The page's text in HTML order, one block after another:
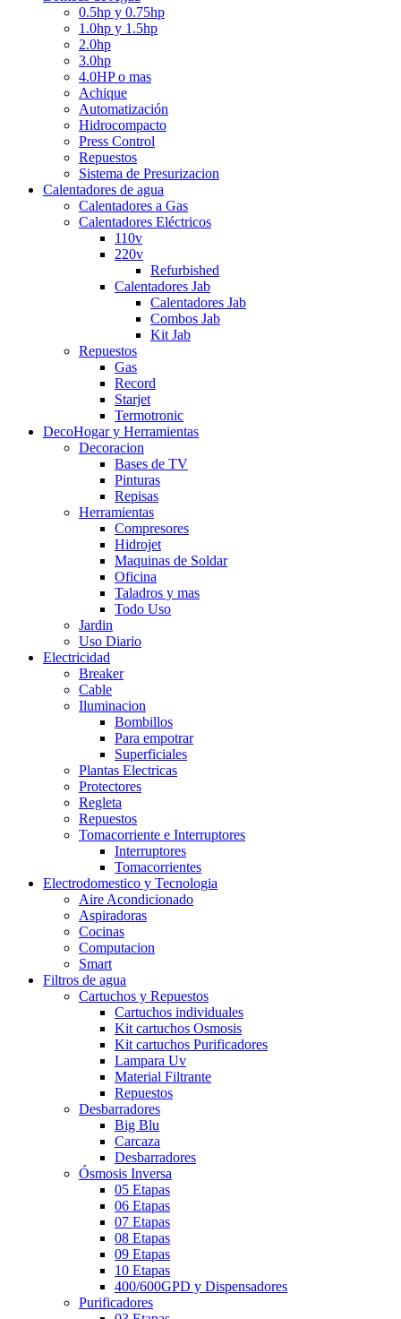
0.5hp y 0.75hp
1.0hp y 1.5hp
2.0hp
3.0hp
4.0HP o mas
Achique
Automatización
Hidrocompacto
Press Control
Repuestos
Sistema de Presurizacion
Calentadores de agua
Calentadores a Gas
Calentadores Eléctricos
110v
220v
Refurbished
Calentadores Jab
Calentadores Jab
Combos Jab
Kit Jab
Repuestos
Gas
Record
Starjet
Termotronic
DecoHogar y Herramientas
Decoracion
Bases de TV
Pinturas
Repisas
Herramientas
Compresores
Hidrojet
Maquinas de Soldar
Oficina
Taladros y mas
Todo Uso
Jardin
Uso Diario
Electricidad
Breaker
Cable
Iluminacion
Bombillos
Para empotrar
Superficiales
Plantas Electricas
Protectores
Regleta
Repuestos
Tomacorriente e Interruptores
Interruptores
Tomacorrientes
Electrodomestico y Tecnologia
Aire Acondicionado
Aspiradoras
Cocinas
Computacion
Smart
Filtros de agua
Cartuchos y Repuestos
Cartuchos individuales
Kit cartuchos Osmosis
Kit cartuchos Purificadores
Lampara Uv
Material Filtrante
Repuestos
Desbarradores
Big Blu
Carcaza
Desbarradores
Ósmosis Inversa
05 Etapas
06 Etapas
07 Etapas
08 Etapas
09 Etapas
10 Etapas
400/600GPD y Dispensadores
Purificadores